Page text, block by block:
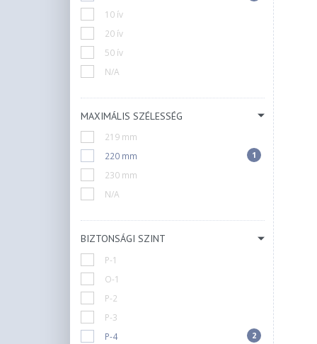
10 ív
20 ív
50 ív
N/A
MAXIMÁLIS SZÉLESSÉG
219 mm
220 mm
1
230 mm
N/A
BIZTONSÁGI SZINT
P-1
O-1
P-2
P-3
P-4
2